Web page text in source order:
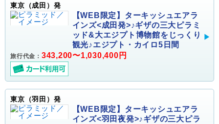
東京（成田）発
【WEB限定】ターキッシュエアラ
インズ<成田発>♪ギザの三大ピラミ
ッド&大エジプト博物館をじっくり
観光♪エジプト・カイロ5日間
旅行代金： 343,200〜1,030,400円
東京（羽田）発
【WEB限定】ターキッシュエアラ
インズ<羽田夜発>♪ギザの三大ピラ